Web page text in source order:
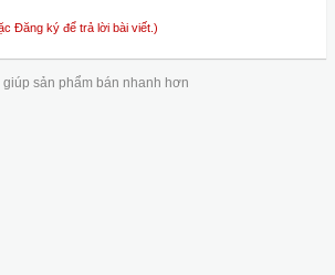
Đăng ký để trả lời bài viết.)
sản phẩm bán nhanh hơn